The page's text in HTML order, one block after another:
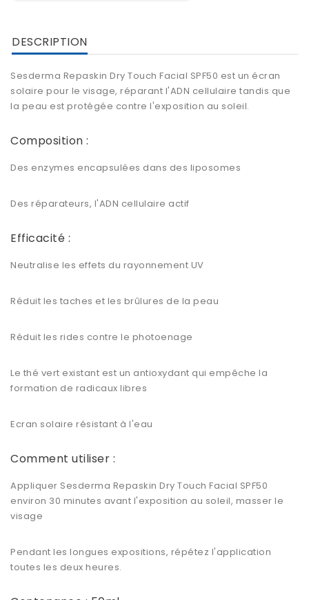
DESCRIPTION
Sesderma Repaskin Dry Touch Facial SPF50 est un écran
solaire pour le visage, réparant l'ADN cellulaire tandis que
la peau est protégée contre l'exposition au soleil.
Composition :
Des enzymes encapsulées dans des liposomes
Des réparateurs, l'ADN cellulaire actif
Efficacité :
Neutralise les effets du rayonnement UV
Réduit les taches et les brûlures de la peau
Réduit les rides contre le photoenage
Le thé vert existant est un antioxydant qui empêche la
formation de radicaux libres
Ecran solaire résistant à l'eau
Comment utiliser :
Appliquer Sesderma Repaskin Dry Touch Facial SPF50
environ 30 minutes avant l'exposition au soleil, masser le
visage
Pendant les longues expositions, répétez l'application
toutes les deux heures.